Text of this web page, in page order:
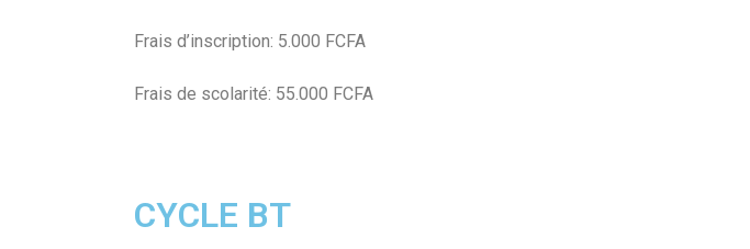
Frais d’inscription: 5.000 FCFA
Frais de scolarité: 55.000 FCFA
CYCLE BT